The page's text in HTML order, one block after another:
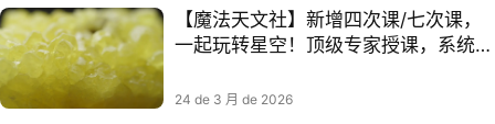
【魔法天文社】新增四次课/七次课，
一起玩转星空！顶级专家授课，系统学
24 de 3 月 de 2026